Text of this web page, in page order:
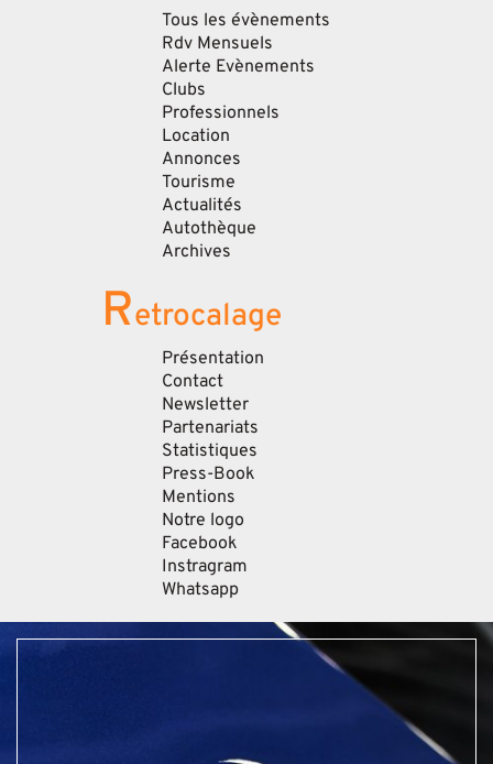
Tous les évènements
Rdv Mensuels
Alerte Evènements
Clubs
Professionnels
Location
Annonces
Tourisme
Actualités
Autothèque
Archives
Retrocalage
Présentation
Contact
Newsletter
Partenariats
Statistiques
Press-Book
Mentions
Notre logo
Facebook
Instragram
Whatsapp